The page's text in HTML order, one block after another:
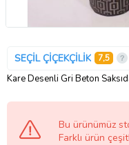
SEÇİL ÇİÇEKÇİLİK 7,5
Kare Desenli Gri Beton
Bu ürünümüz
Farklı ürün